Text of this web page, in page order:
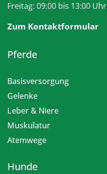
Freitag: 09:00 bis 13:00 Uhr
Zum Kontaktformular
Pferde
Basisversorgung
Gelenke
Leber & Niere
Muskulatur
Atemwege
Hunde